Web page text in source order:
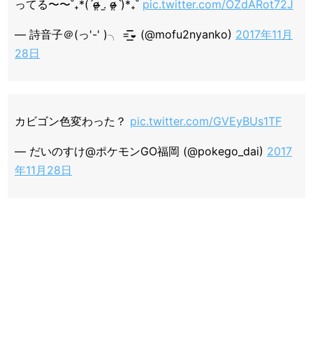
ってる〜〜˚₊*(ˊo̶̶̷̤ .̫ o̴̶̷̤ˋ)*₊˚ pic.twitter.com/OZdARot72J
— 詩音子＠(っ'-' )╮ =͟͟͞͞◒ (@mofu2nyanko) 2017年11月
28日
カビゴン色変わった？ pic.twitter.com/GVEyBUs1TF
— だいのすけ@ポケモンGO福岡 (@pokego_dai) 2017
年11月28日